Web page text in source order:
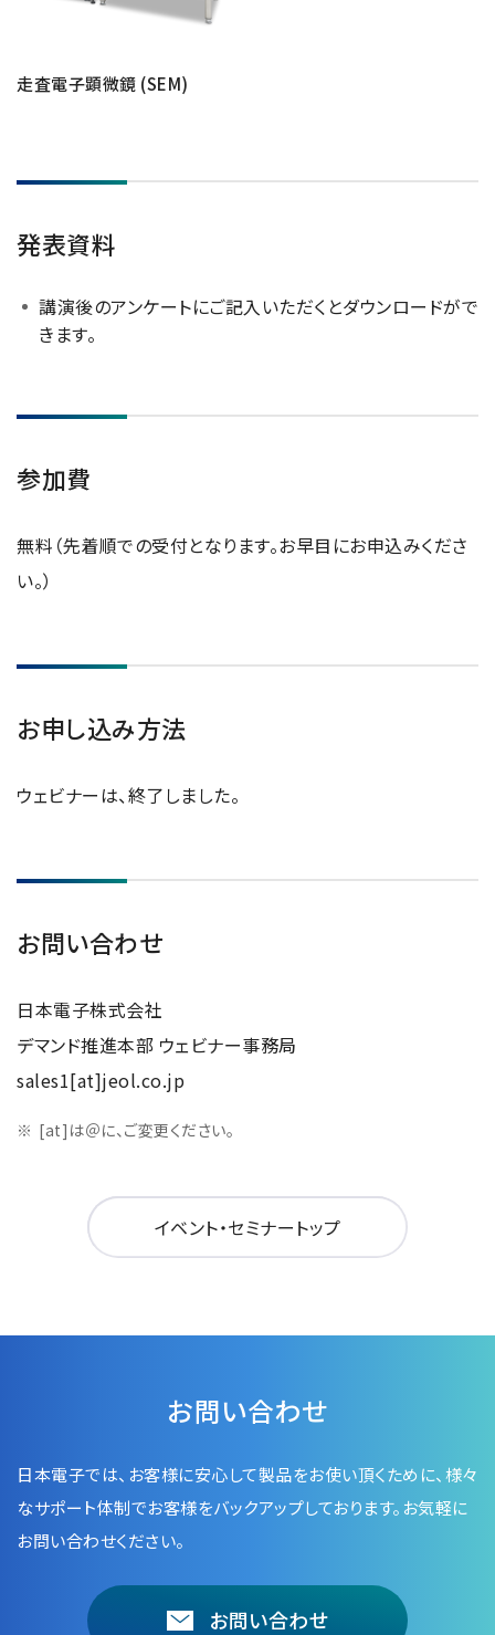
走査電子顕微鏡 (SEM)
発表資料
講演後のアンケートにご記入いただくとダウンロードがで
きます。
参加費
無料（先着順での受付となります。お早目にお申込みくださ
い。）
お申し込み方法
ウェビナーは、終了しました。
お問い合わせ
日本電子株式会社
デマンド推進本部 ウェビナー事務局
sales1[at]jeol.co.jp
[at]は＠に、ご変更ください。
イベント・セミナートップ
お問い合わせ
日本電子では、お客様に安心して製品をお使い頂くために、 様々
なサポート体制でお客様をバックアップしております。お気軽に
お問い合わせください。
お問い合わせ